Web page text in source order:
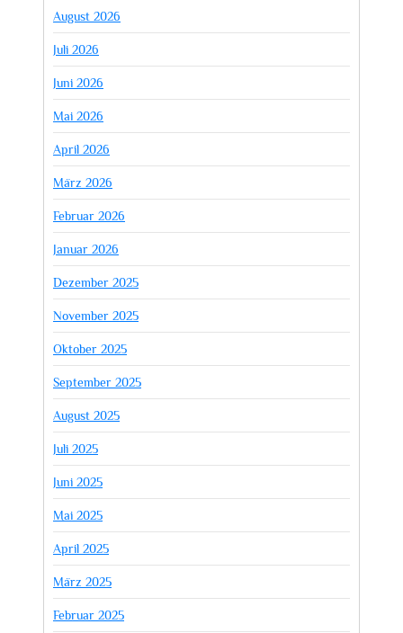
August 2026
Juli 2026
Juni 2026
Mai 2026
April 2026
März 2026
Februar 2026
Januar 2026
Dezember 2025
November 2025
Oktober 2025
September 2025
August 2025
Juli 2025
Juni 2025
Mai 2025
April 2025
März 2025
Februar 2025